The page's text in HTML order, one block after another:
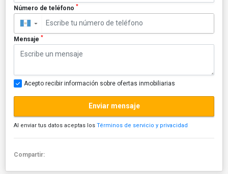
Número de teléfono *
▼
Mensaje *
Acepto recibir información sobre ofertas inmobiliarias
Enviar mensaje
Al enviar tus datos aceptas los Términos de servicio y privacidad
Compartir: